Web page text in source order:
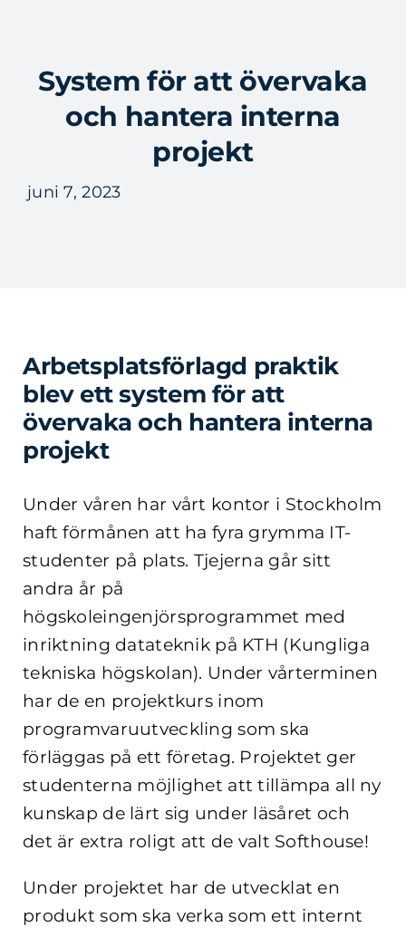
innehållet
System för att övervaka
och hantera interna
projekt
juni 7, 2023
Arbetsplatsförlagd praktik
blev ett system för att
övervaka och hantera interna
projekt
Under våren har vårt kontor i Stockholm
haft förmånen att ha fyra grymma IT-
studenter på plats. Tjejerna går sitt
andra år på
högskoleingenjörsprogrammet med
inriktning datateknik på KTH (Kungliga
tekniska högskolan). Under vårterminen
har de en projektkurs inom
programvaruutveckling som ska
förläggas på ett företag. Projektet ger
studenterna möjlighet att tillämpa all ny
kunskap de lärt sig under läsåret och
det är extra roligt att de valt Softhouse!
Under projektet har de utvecklat en
produkt som ska verka som ett internt